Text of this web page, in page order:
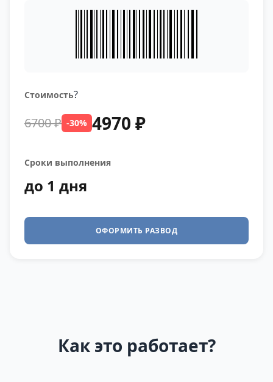
Стоимость?
6700 ₽ -30% 4970 ₽
Сроки выполнения
до 1 дня
ОФОРМИТЬ РАЗВОД
Как это работает?